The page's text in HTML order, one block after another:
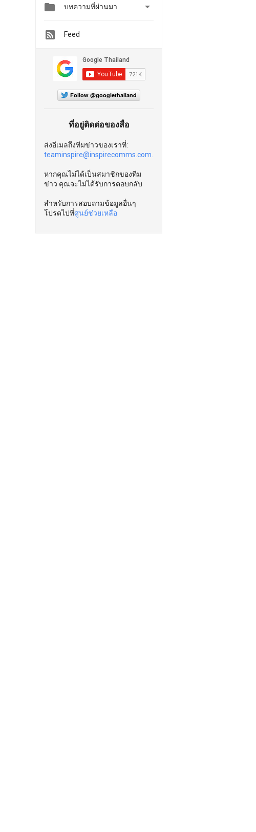
 บทความที่ผ่านมา 
Feed
Follow @googlethailand
ที่อยู่ติดต่อของสื่อ
ส่งอีเมลถึงทีมข่าวของเราที่:
teaminspire@inspirecomms.com.
หากคุณไม่ได้เป็นสมาชิกของทีม
ข่าว คุณจะไม่ได้รับการตอบกลับ
สำหรับการสอบถามข้อมูลอื่นๆ
โปรดไปที่ศูนย์ช่วยเหลือ